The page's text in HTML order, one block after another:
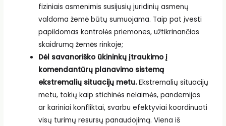
fiziniais asmenimis susijusių juridinių asmenų
valdoma žemė būtų sumuojama. Taip pat įvesti
papildomas kontrolės priemones, užtikrinančias
skaidrumą žemės rinkoje;
Dėl savanoriško ūkininkų įtraukimo į
komendantūrų planavimo sistemą
ekstremalių situacijų metu.Ekstremalių situacijų
metu, tokių kaip stichinės nelaimės, pandemijos
ar kariniai konfliktai, svarbu efektyviai koordinuoti
visų turimų resursų panaudojimą. Viena iš